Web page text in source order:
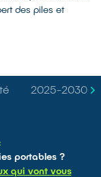
des piles et
2025-2030 :
portables ?
qui vont vous